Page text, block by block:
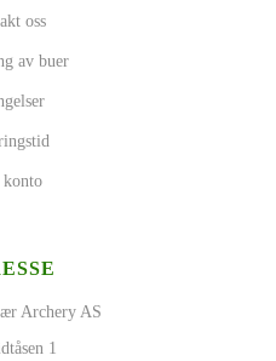
oss
av buer
Archery AS
1